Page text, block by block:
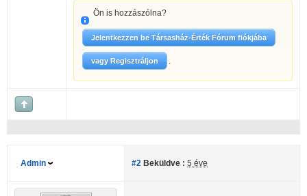
Ön is hozzászólna?
Jelentkezzen be Társasház-Érték Fórum fiókjába
vagy Regisztráljon .
Admin #2 Beküldve : 5 éve